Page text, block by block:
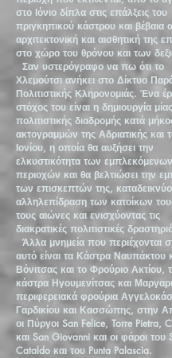
στο Ιόνιο δίπλα στις επάλξεις του
πριγκηπικού κάστρου και βέβαια
αρχιτεκτονική και αισθητική της
στο χώρο του θρόνου και των
Σαν υστερόγραφο να πω ότι το
Χλεμούτσι ανήκει στο Δίκτυο
Πολιτιστικής Κληρονομιάς. Ένα
στόχος του είναι η δημιουργία μίας
πολιτιστικής διαδρομής κατά
ακτογραμμών της Αδριατικής και
Ιονίου, η οποία θα αυξήσει την
ελκυστικότητα των εμπλεκόμενων
περιοχών και θα βελτιώσει την
των επισκεπτών της,
αλληλεπίδραση των κατοίκων
τους αιώνες και ενισχύοντας τις
διακρατικές πολιτιστικές
Άλλα μνημεία που περιέχονται
αυτό είναι τα Κάστρα Ναυπάκτου
Βόνιτσας και το Φρούριο Ακτίου,
κάστρα Ηγουμενίτσας και
περιφερειακά φρούρια
Γαρδικίου και Κασσώπης, στην
οι Πύργοι San Felice, Torre Pietra,
και San Giovanni και οι φάροι του
Cataldo και του Punta Palascìa.